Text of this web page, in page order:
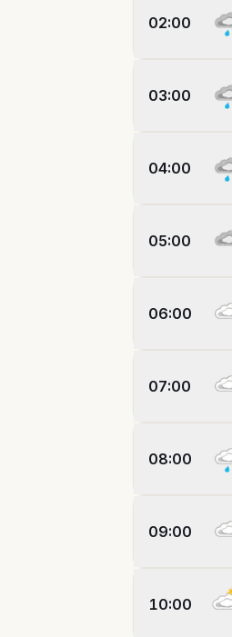
02:00
03:00
04:00
05:00
06:00
07:00
08:00
09:00
10:00